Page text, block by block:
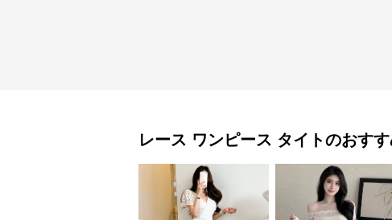
レース ワンピース タイトのおす